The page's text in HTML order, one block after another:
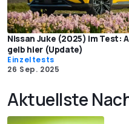
Nissan Juke (2025) im Test:
gelb hier (Update)
Einzeltests
26 Sep. 2025
Aktuellste